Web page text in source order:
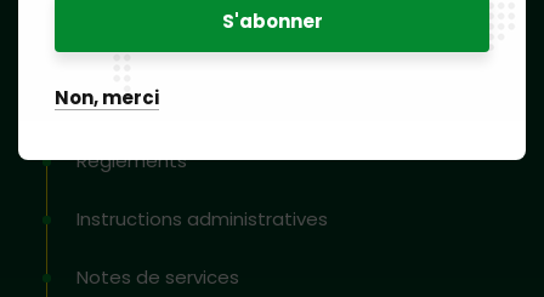
Accord de Bangui
Règlements
Instructions administratives
Notes de services
Non, merci